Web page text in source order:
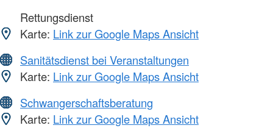
Rettungsdienst
Karte: Link zur Google Maps Ansicht
Sanitätsdienst bei Veranstaltungen
Karte: Link zur Google Maps Ansicht
Schwangerschaftsberatung
Karte: Link zur Google Maps Ansicht